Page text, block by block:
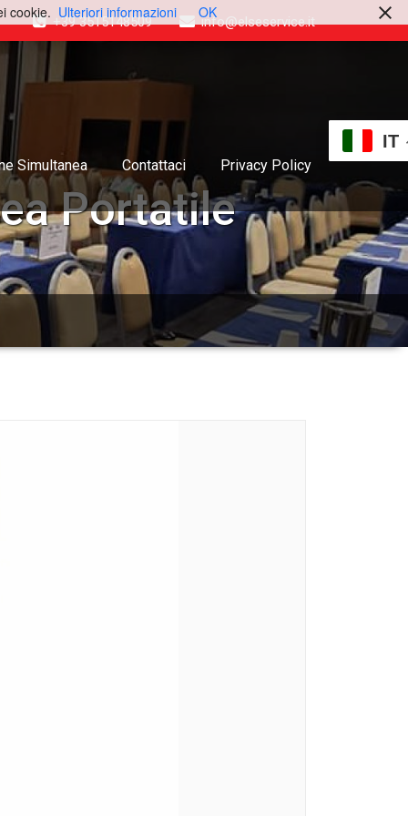
+39 3515148509 info@elseservice.it
Simultanea Contattaci Privacy Policy
IT
Portatile
cookie. Ulteriori informazioni OK